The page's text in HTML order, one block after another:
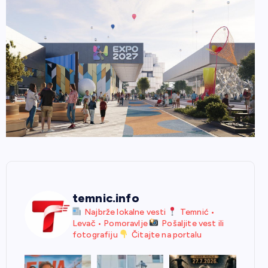
temnic.info
Najbrže lokalne vesti
Temnić •
Levač • Pomoravlje
Pošaljite vest ili
fotografiju
Čitajte na portalu